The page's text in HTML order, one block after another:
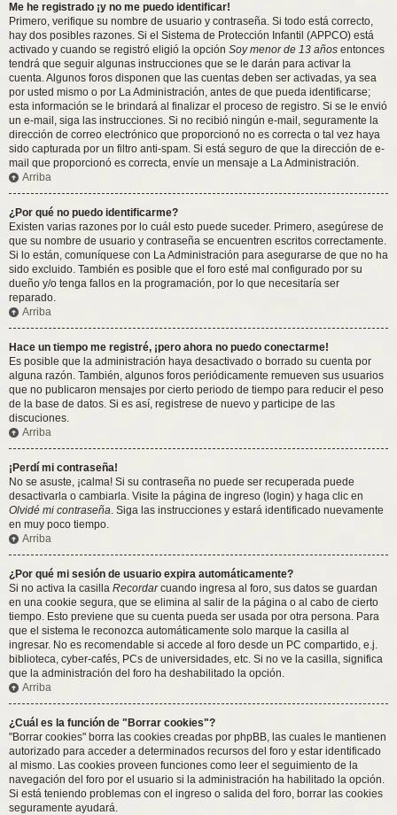
Me he registrado ¡y no me puedo identificar!
Primero, verifique su nombre de usuario y contraseña. Si todo está correcto,
hay dos posibles razones. Si el Sistema de Protección Infantil (APPCO) está
activado y cuando se registró eligió la opción Soy menor de 13 años entonces
tendrá que seguir algunas instrucciones que se le darán para activar la
cuenta. Algunos foros disponen que las cuentas deben ser activadas, ya sea
por usted mismo o por La Administración, antes de que pueda identificarse;
esta información se le brindará al finalizar el proceso de registro. Si se le envió
un e-mail, siga las instrucciones. Si no recibió ningún e-mail, seguramente la
dirección de correo electrónico que proporcionó no es correcta o tal vez haya
sido capturada por un filtro anti-spam. Si está seguro de que la dirección de e-
mail que proporcionó es correcta, envíe un mensaje a La Administración.
Arriba
¿Por qué no puedo identificarme?
Existen varias razones por lo cuál esto puede suceder. Primero, asegúrese de
que su nombre de usuario y contraseña se encuentren escritos correctamente.
Si lo están, comuníquese con La Administración para asegurarse de que no ha
sido excluido. También es posible que el foro esté mal configurado por su
dueño y/o tenga fallos en la programación, por lo que necesitaría ser
reparado.
Arriba
Hace un tiempo me registré, ¡pero ahora no puedo conectarme!
Es posible que la administración haya desactivado o borrado su cuenta por
alguna razón. También, algunos foros periódicamente remueven sus usuarios
que no publicaron mensajes por cierto periodo de tiempo para reducir el peso
de la base de datos. Si es así, registrese de nuevo y participe de las
discuciones.
Arriba
¡Perdí mi contraseña!
No se asuste, ¡calma! Si su contraseña no puede ser recuperada puede
desactivarla o cambiarla. Visite la página de ingreso (login) y haga clic en
Olvidé mi contraseña. Siga las instrucciones y estará identificado nuevamente
en muy poco tiempo.
Arriba
¿Por qué mi sesión de usuario expira automáticamente?
Si no activa la casilla Recordarcuando ingresa al foro, sus datos se guardan
en una cookie segura, que se elimina al salir de la página o al cabo de cierto
tiempo. Esto previene que su cuenta pueda ser usada por otra persona. Para
que el sistema le reconozca automáticamente solo marque la casilla al
ingresar. No es recomendable si accede al foro desde un PC compartido, e.j.
biblioteca, cyber-cafés, PCs de universidades, etc. Si no ve la casilla, significa
que la administración del foro ha deshabilitado la opción.
Arriba
¿Cuál es la función de "Borrar cookies"?
"Borrar cookies" borra las cookies creadas por phpBB, las cuales le mantienen
autorizado para acceder a determinados recursos del foro y estar identificado
al mismo. Las cookies proveen funciones como leer el seguimiento de la
navegación del foro por el usuario si la administración ha habilitado la opción.
Si está teniendo problemas con el ingreso o salida del foro, borrar las cookies
seguramente ayudará.